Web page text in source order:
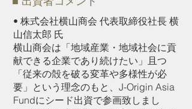
• 株式会社横山商会 代表取締役社長 横
山信太郎 氏
横山商会は「地域産業・地域社会に貢
献できる企業であり続けたい」且つ
「従来の殻を破る変革や多様性が必
要」という理念のもと、J-Origin Asia
Fundにシード出資で参画致しまし